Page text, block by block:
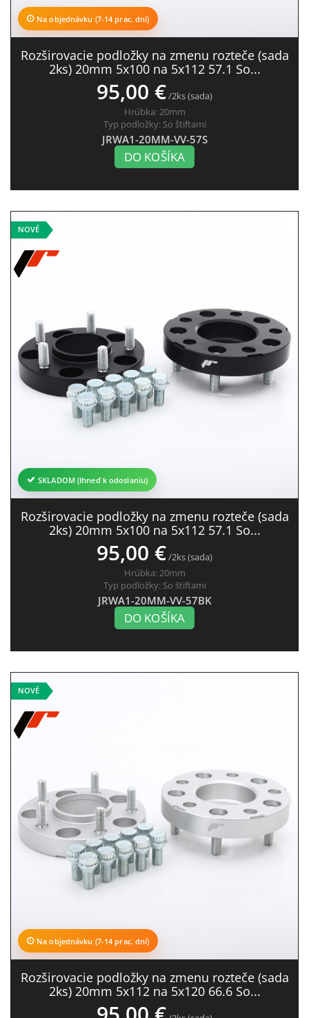
Na objednávku (7-14 prac. dní)
Rozširovacie podložky na zmenu rozteče (sada
2ks) 20mm 5x100 na 5x112 57.1 So...
95,00 €/2ks (sada)
Hrúbka:20mm
Typ podložky: So štiftami
JRWA1-20MM-VV-57S
DO KOŠÍKA
NOVÉ
SKLADOM (Ihneď k odoslaniu)
Rozširovacie podložky na zmenu rozteče (sada
2ks) 20mm 5x100 na 5x112 57.1 So...
95,00 €/2ks (sada)
Hrúbka:20mm
Typ podložky: So štiftami
JRWA1-20MM-VV-57BK
DO KOŠÍKA
NOVÉ
Na objednávku (7-14 prac. dní)
Rozširovacie podložky na zmenu rozteče (sada
2ks) 20mm 5x112 na 5x120 66.6 So...